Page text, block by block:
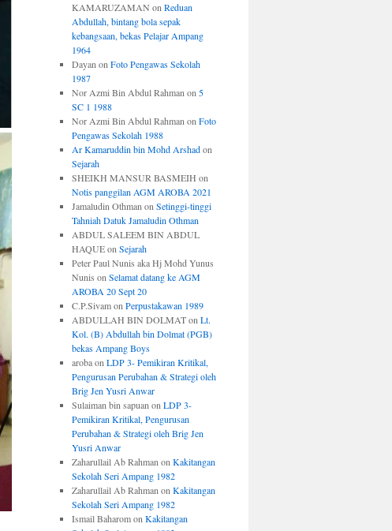
KAMARUZAMAN on Reduan
Abdullah, bintang bola sepak
kebangsaan, bekas Pelajar Ampang
1964
Dayan on Foto Pengawas Sekolah
1987
Nor Azmi Bin Abdul Rahman on 5
SC 1 1988
Nor Azmi Bin Abdul Rahman on Foto
Pengawas Sekolah 1988
Ar Kamaruddin bin Mohd Arshadon
Sejarah
SHEIKH MANSUR BASMEIH on
Notis panggilan AGM AROBA 2021
Jamaludin Othman on Setinggi-tinggi
Tahniah Datuk Jamaludin Othman
ABDUL SALEEM BIN ABDUL
HAQUEon Sejarah
Peter Paul Nunis aka Hj Mohd Yunus
Nunis on Selamat datang ke AGM
AROBA 20 Sept 20
C.P.Sivamon Perpustakawan 1989
ABDULLAH BIN DOLMATon Lt.
Kol. (B) Abdullah bin Dolmat (PGB)
bekas Ampang Boys
arobaon LDP 3- Pemikiran Kritikal,
Pengurusan Perubahan & Strategi oleh
Brig Jen Yusri Anwar
Sulaiman bin sapuan on LDP 3-
Pemikiran Kritikal, Pengurusan
Perubahan & Strategi oleh Brig Jen
Yusri Anwar
Zaharullail Ab Rahman on Kakitangan
Sekolah Seri Ampang 1982
Zaharullail Ab Rahman on Kakitangan
Sekolah Seri Ampang 1982
Ismail Baharomon Kakitangan